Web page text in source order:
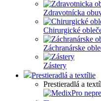
Zdravotnícka
Chirurgické
Záchranárske
Zástery
Prestieradlá a textílie
Prestieradlá a